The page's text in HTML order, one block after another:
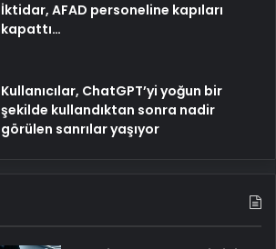
İktidar, AFAD personeline kapıları
kapattı…
Kullanıcılar, ChatGPT’yi yoğun bir
şekilde kullandıktan sonra nadir
görülen sanrılar yaşıyor